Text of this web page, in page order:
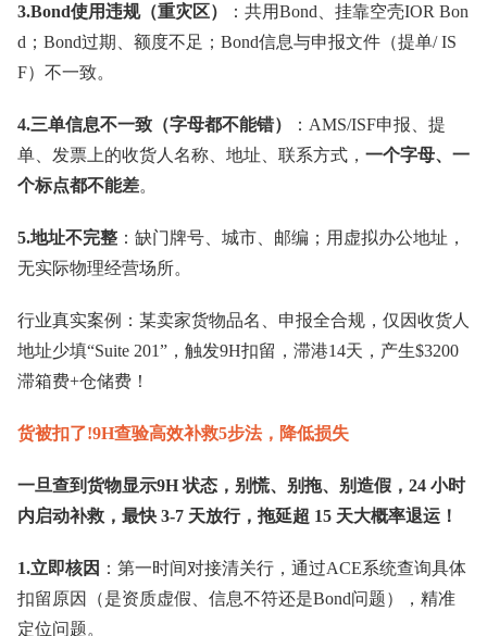
3.Bond使用违规（重灾区）
：共用Bond、挂靠空壳IOR Bon
d；Bond过期、额度不足；Bond信息与申报文件（提单/ IS
F）不一致。
4.三单信息不一致（字母都不能错）
：AMS/ISF申报、提
单、发票上的收货人名称、地址、联系方式， 一个字母、一
个标点都不能差。
5.地址不完整 ：缺门牌号、城市、邮编；用虚拟办公地址，
无实际物理经营场所。
行业真实案例：某卖家货物品名、申报全合规，仅因收货人
地址少填“Suite 201”，触发9H扣留，滞港14天，产生$3200
滞箱费+仓储费！
货被扣了!9H查验高效补救5步法，降低损失
一旦查到货物显示9H 状态，别慌、别拖、别造假，24 小时
内启动补救，最快 3-7 天放行，拖延超 15 天大概率退运！
1.立即核因 ：第一时间对接清关行，通过ACE系统查询具体
扣留原因（是资质虚假、信息不符还是Bond问题），精准
定位问题。